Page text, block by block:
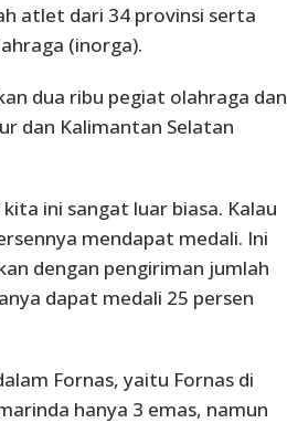
atlet dari 34 provinsi serta
(inorga).
dua ribu pegiat olahraga dan
dan Kalimantan Selatan
ini sangat luar biasa. Kalau
mendapat medali. Ini
dengan pengiriman jumlah
dapat medali 25 persen
Fornas, yaitu Fornas di
hanya 3 emas, namun